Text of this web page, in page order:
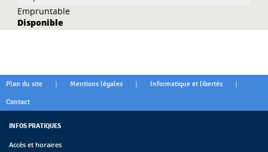
Empruntable
Disponible
Plan du site | Mentions légales | Informatique et libertés |
Contact
INFOS PRATIQUES
Accès et horaires